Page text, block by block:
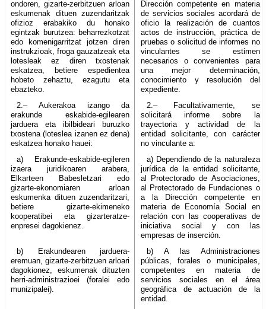
ondoren, gizarte-zerbitzuen arloan
eskumenak dituen zuzendaritzak
ofizioz erabakiko du honako
egintzak burutzea: beharrezkotzat
edo komenigarritzat jotzen diren
instrukzioak, froga gauzatzeak eta
lotesleak ez diren txostenak
eskatzea, betiere espedientea
hobeto zehaztu, ezagutu eta
ebazteko.
Dirección competente en materia
de servicios sociales acordará de
oficio la realización de cuantos
actos de instrucción, práctica de
pruebas o solicitud de informes no
vinculantes se estimen
necesarios o convenientes para
una mejor determinación,
conocimiento y resolución del
expediente.
2.– Aukerakoa izango da
erakunde eskabide-egilearen
jarduera eta ibilbideari buruzko
txostena (loteslea izanen ez dena)
eskatzea honako hauei:
2.– Facultativamente, se
solicitará informe sobre la
trayectoria y actividad de la
entidad solicitante, con carácter
no vinculante a:
a) Erakunde-eskabide-egileren
izaera juridikoaren arabera,
Elkarteen Babesletzari edo
gizarte-ekonomiaren arloan
eskumenka dituen zuzendaritzari,
betiere gizarte-ekimeneko
kooperatibei eta gizarteratze-
enpresei dagokienez.
a) Dependiendo de la naturaleza
jurídica de la entidad solicitante,
al Protectorado de Asociaciones,
al Protectorado de Fundaciones o
a la Dirección competente en
materia de Economía Social en
relación con las cooperativas de
iniciativa social y con las
empresas de inserción.
b) Erakundearen jarduera-
eremuan, gizarte-zerbitzuen arloari
dagokionez, eskumenak dituzten
herri-administrazioei (foralei edo
munizipalei).
b) A las Administraciones
públicas, forales o municipales,
competentes en materia de
servicios sociales en el área
geográfica de actuación de la
entidad.